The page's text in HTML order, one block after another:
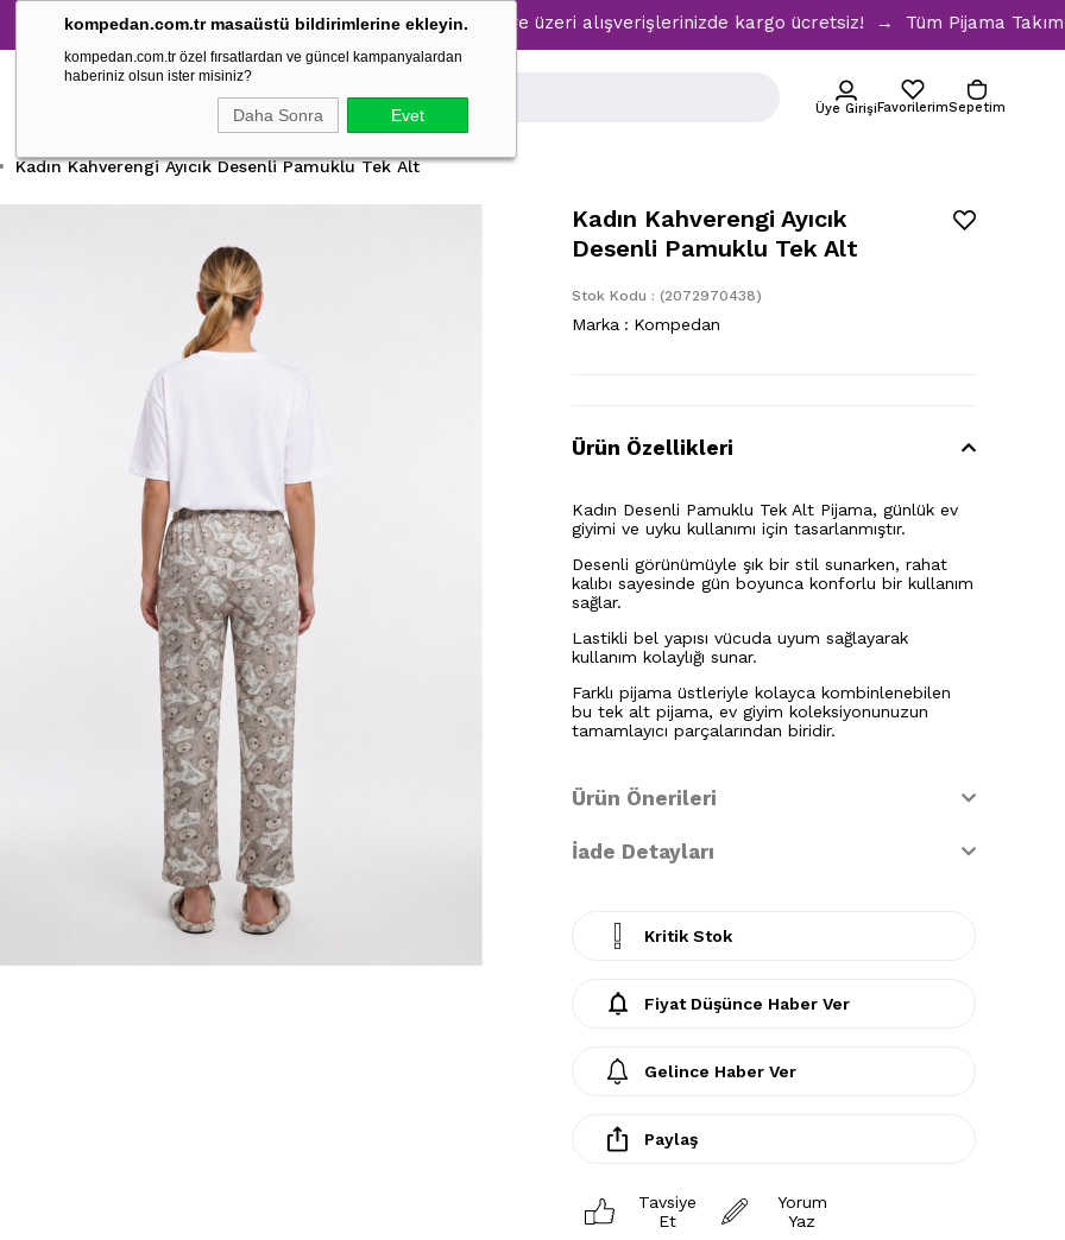
kompedan.com.tr masaüstü bildirimlerine ekleyin.
kompedan.com.tr özel fırsatlardan ve güncel kampanyalardan
haberiniz olsun ister misiniz?
Daha Sonra Evet
Tüm Pijama Takımlarında %30 İndirim → 1500 TL ve üzeri alışverişlerinizde kargo ücretsiz! → Tüm Pijama
Üye GirişiFavorilerimSepetim
Kadın Kahverengi Ayıcık Desenli Pamuklu Tek Alt
Kadın Kahverengi Ayıcık
Desenli Pamuklu Tek Alt
Stok Kodu (2072970438)
Marka : Kompedan
Ürün Özellikleri
Kadın Desenli Pamuklu Tek Alt Pijama, günlük ev
giyimi ve uyku kullanımı için tasarlanmıştır.
Desenli görünümüyle şık bir stil sunarken, rahat
kalıbı sayesinde gün boyunca konforlu bir kullanım
sağlar.
Lastikli bel yapısı vücuda uyum sağlayarak
kullanım kolaylığı sunar.
Farklı pijama üstleriyle kolayca kombinlenebilen
bu tek alt pijama, ev giyim koleksiyonunuzun
tamamlayıcı parçalarından biridir.
Ürün Önerileri
İade Detayları
Kritik Stok
Fiyat Düşünce Haber Ver
Gelince Haber Ver
Paylaş
Tavsiye
Et
Yorum
Yaz